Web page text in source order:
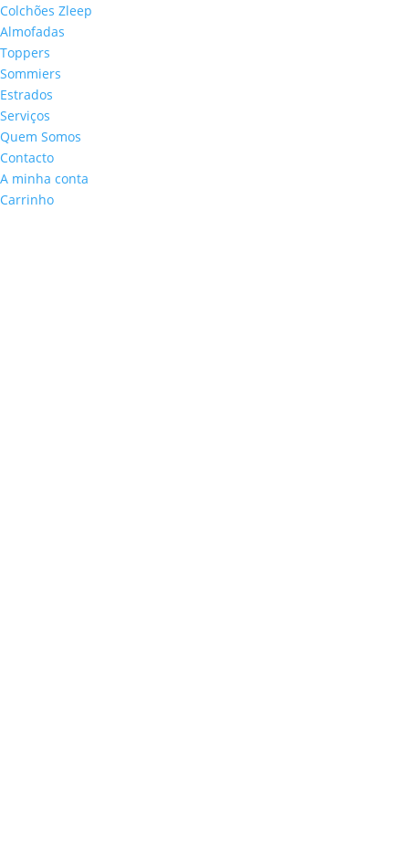
Colchões Zleep
Almofadas
Toppers
Sommiers
Estrados
Serviços
Quem Somos
Contacto
A minha conta
Carrinho